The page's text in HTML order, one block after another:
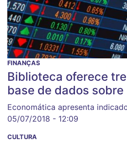
FINANÇAS
Biblioteca oferece
base de dados sobre
Economática apresenta
05/07/2018 - 12:09
CULTURA